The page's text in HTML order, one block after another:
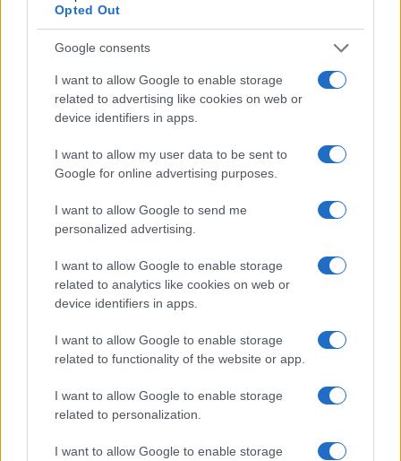
Opted Out
Google consents
I want to allow Google to enable storage
related to advertising like cookies on web or
device identifiers in apps.
I want to allow my user data to be sent to
Google for online advertising purposes.
I want to allow Google to send me
personalized advertising.
I want to allow Google to enable storage
related to analytics like cookies on web or
device identifiers in apps.
I want to allow Google to enable storage
related to functionality of the website or app.
I want to allow Google to enable storage
related to personalization.
I want to allow Google to enable storage
NECROLOGIE
Mario Malu
Paolo Pinna
Martina Agostina Diturco